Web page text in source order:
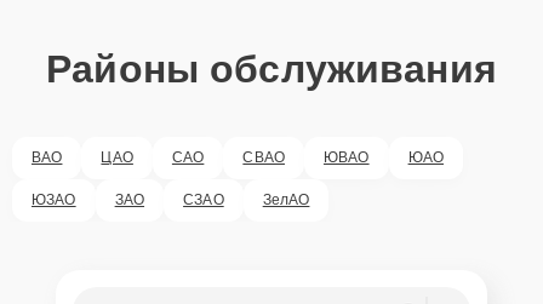
Районы обслуживания
ВАО ЦАО САО СВАО ЮВАО ЮАО
ЮЗАО ЗАО СЗАО ЗелАО